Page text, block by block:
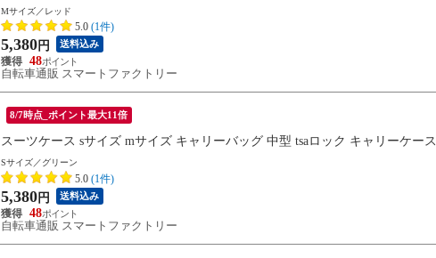
Mサイズ／レッド
5.0 (1件)
5,380 円 送料込み
48
自転車通販 スマートファクトリー
8/7時点_ポイント最大11倍
スーツケース sサイズ mサイズ キャリーバッグ 中型 tsaロック キャリーケース
Sサイズ／グリーン
5.0 (1件)
5,380 円 送料込み
48
自転車通販 スマートファクトリー